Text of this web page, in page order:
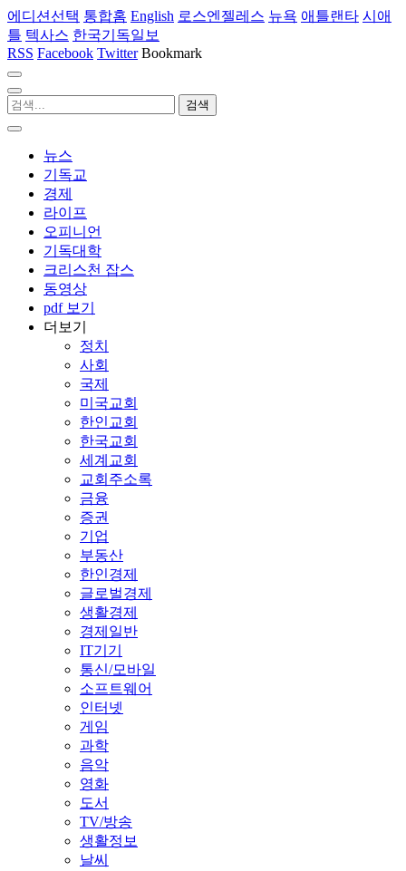
에디션선택 통합홈 English 로스엔젤레스 뉴욕 애틀랜타 시애
틀 텍사스 한국기독일보
RSS Facebook Twitter Bookmark
뉴스
기독교
경제
라이프
오피니언
기독대학
크리스천 잡스
동영상
pdf 보기
더보기
정치
사회
국제
미국교회
한인교회
한국교회
세계교회
교회주소록
금융
증권
기업
부동산
한인경제
글로벌경제
생활경제
경제일반
IT기기
통신/모바일
소프트웨어
인터넷
게임
과학
음악
영화
도서
TV/방송
생활정보
날씨